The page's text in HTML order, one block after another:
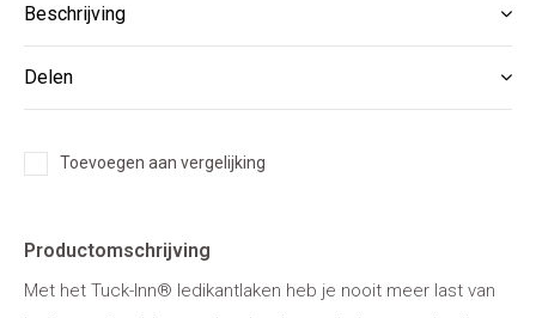
Beschrijving
Delen
Toevoegen aan vergelijking
Productomschrijving
Met het Tuck-Inn® ledikantlaken heb je nooit meer last van